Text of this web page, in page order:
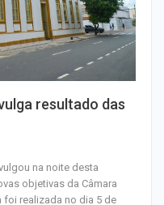
resultado das
na noite desta
objetivas da Câmara
foi realizada no dia 5 de